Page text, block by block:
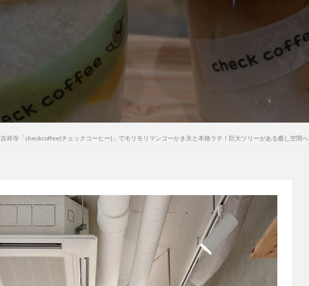
吉祥寺「checkcoffee(チェックコーヒー)」でモリモリマンゴーかき氷と本格ラテ！巨大ツリーがある癒し空間へ